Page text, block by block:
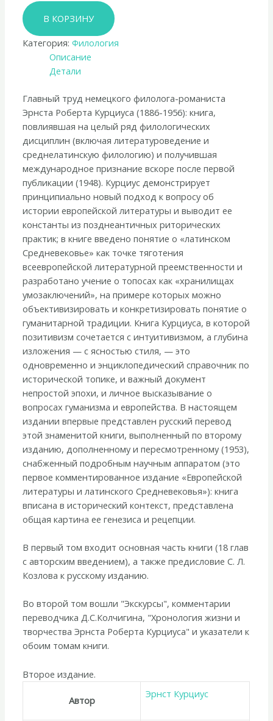
Количество
товара
Эрнст
Курциус
«Европейская
литература
латинское
Средневековье»
(в
2-
х
томах)
В КОРЗИНУ
Категория:Филология
Описание
Детали
Главный труд немецкого филолога-романиста
Эрнста Роберта Курциуса (1886-1956): книга,
повлиявшая на целый ряд филологических
дисциплин (включая литературоведение и
среднелатинскую филологию) и получившая
международное признание вскоре после первой
публикации (1948). Курциус демонстрирует
принципиально новый подход к вопросу об
истории европейской литературы и выводит ее
константы из позднеантичных риторических
практик; в книге введено понятие о «латинском
Средневековье» как точке тяготения
всеевропейской литературной преемственности и
разработано учение о топосах как «хранилищах
умозаключений», на примере которых можно
объективизировать и конкретизировать понятие о
гуманитарной традиции. Книга Курциуса, в которой
позитивизм сочетается с интуитивизмом, а глубина
изложения — с ясностью стиля, — это
одновременно и энциклопедический справочник по
исторической топике, и важный документ
непростой эпохи, и личное высказывание о
вопросах гуманизма и европейства. В настоящем
издании впервые представлен русский перевод
этой знаменитой книги, выполненный по второму
изданию, дополненному и пересмотренному (1953),
снабженный подробным научным аппаратом (это
первое комментированное издание «Европейской
литературы и латинского Средневековья»): книга
вписана в исторический контекст, представлена
общая картина ее генезиса и рецепции.
В первый том входит основная часть книги (18 глав
с авторским введением), а также предисловие С. Л.
Козлова к русскому изданию.
Во второй том вошли "Экскурсы", комментарии
переводчика Д.С.Колчигина, "Хронология жизни и
творчества Эрнста Роберта Курциуса" и указатели к
обоим томам книги.
Второе издание.
Автор
Эрнст Курциус